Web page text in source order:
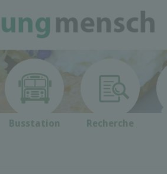
Busstation Recherche